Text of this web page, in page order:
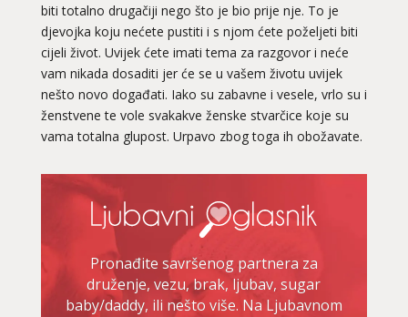
biti totalno drugačiji nego što je bio prije nje. To je
djevojka koju nećete pustiti i s njom ćete poželjeti biti
cijeli život. Uvijek ćete imati tema za razgovor i neće
vam nikada dosaditi jer će se u vašem životu uvijek
nešto novo događati. Iako su zabavne i vesele, vrlo su i
ženstvene te vole svakakve ženske stvarčice koje su
vama totalna glupost. Urpavo zbog toga ih obožavate.
Pronađite savršenog partnera za
druženje, vezu, brak, ljubav, sugar
baby/daddy, ili nešto više. Na Ljubavnom